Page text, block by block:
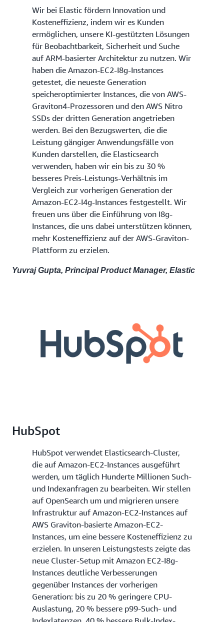
Wir bei Elastic fördern Innovation und
Kosteneffizienz, indem wir es Kunden
ermöglichen, unsere KI-gestützten Lösungen
für Beobachtbarkeit, Sicherheit und Suche
auf ARM-basierter Architektur zu nutzen. Wir
haben die Amazon-EC2-I8g-Instances
getestet, die neueste Generation
speicheroptimierter Instances, die von AWS-
Graviton4-Prozessoren und den AWS Nitro
SSDs der dritten Generation angetrieben
werden. Bei den Bezugswerten, die die
Leistung gängiger Anwendungsfälle von
Kunden darstellen, die Elasticsearch
verwenden, haben wir ein bis zu 30 %
besseres Preis-Leistungs-Verhältnis im
Vergleich zur vorherigen Generation der
Amazon-EC2-I4g-Instances festgestellt. Wir
freuen uns über die Einführung von I8g-
Instances, die uns dabei unterstützen können,
mehr Kosteneffizienz auf der AWS-Graviton-
Plattform zu erzielen.
Yuvraj Gupta, Principal Product Manager, Elastic
HubSpot
HubSpot verwendet Elasticsearch-Cluster,
die auf Amazon-EC2-Instances ausgeführt
werden, um täglich Hunderte Millionen Such-
und Indexanfragen zu bearbeiten. Wir stellen
auf OpenSearch um und migrieren unsere
Infrastruktur auf Amazon-EC2-Instances auf
AWS Graviton-basierte Amazon-EC2-
Instances, um eine bessere Kosteneffizienz zu
erzielen. In unseren Leistungstests zeigte das
neue Cluster-Setup mit Amazon EC2-I8g-
Instances deutliche Verbesserungen
gegenüber Instances der vorherigen
Generation: bis zu 20 % geringere CPU-
Auslastung, 20 % bessere p99-Such- und